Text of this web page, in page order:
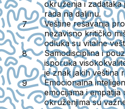
okruženja i zadataka
rada na daljinu.
Veštine rešavanja
nezavisno kritičko
odluka su vitalne
Samodisciplina i
isporuka
je znak jakih veština
Emocionalna
emocijama i empatija
okruženjima su